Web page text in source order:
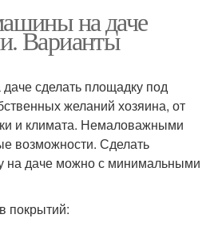
на даче
Варианты
сделать площадку под
желаний хозяина, от
и климата. Немаловажными
возможности. Сделать
на даче можно с минимальными
покрытий: